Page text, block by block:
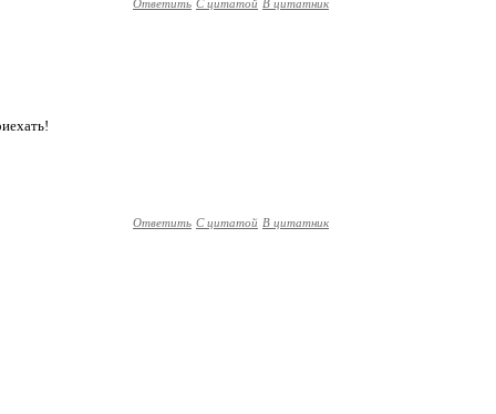
Ответить С цитатой В цитатник